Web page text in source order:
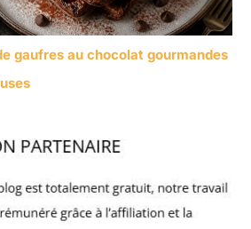
gaufres au chocolat gourmandes